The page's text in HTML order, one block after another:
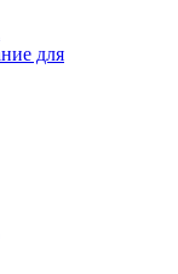
для